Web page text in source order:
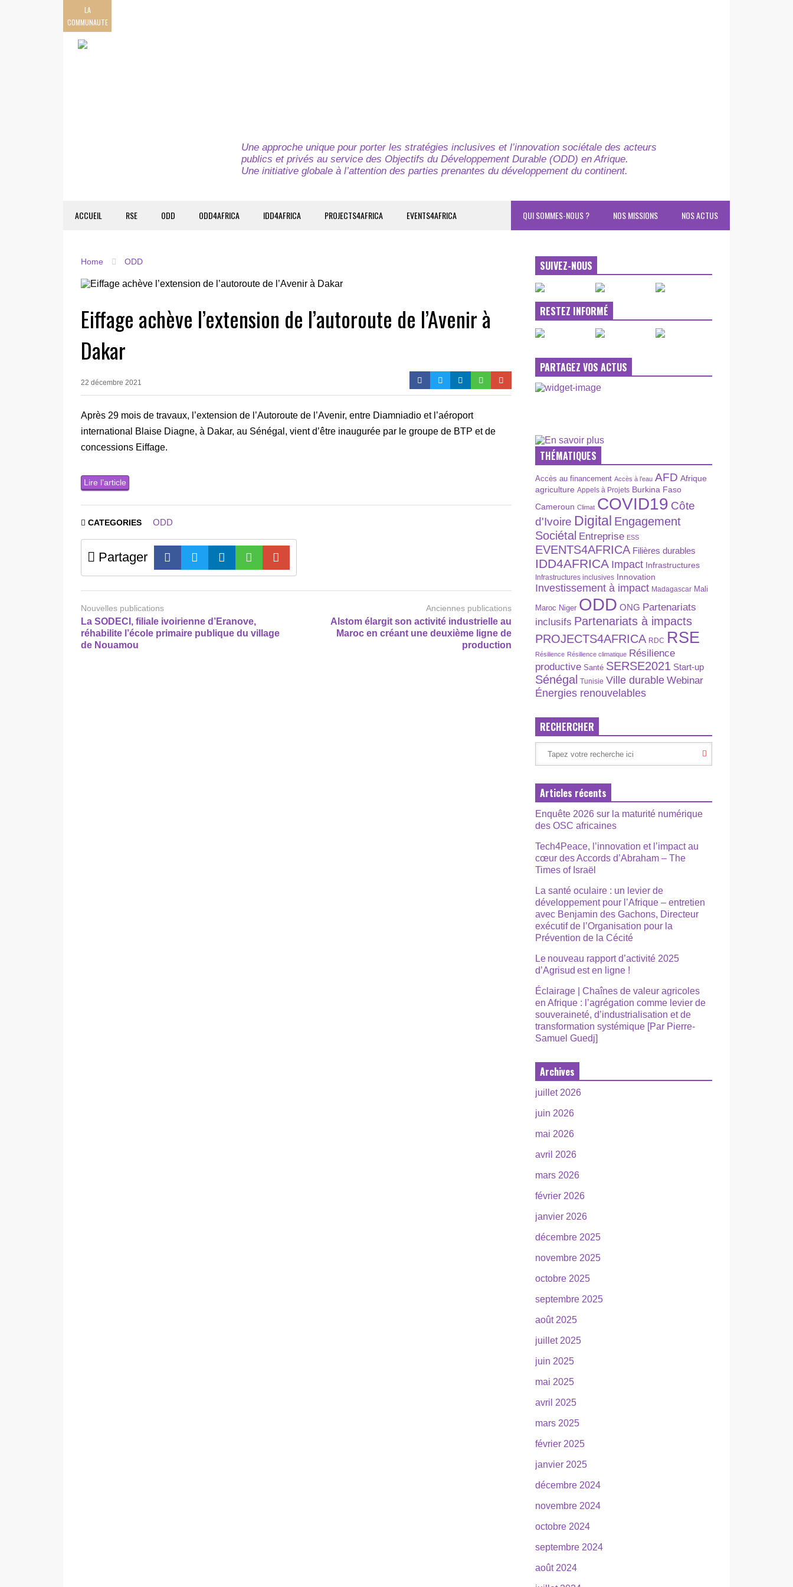
LA
COMMUNAUTE
Une approche unique pour porter les stratégies inclusives et l’innovation sociétale des acteurs
publics et privés au service des Objectifs du Développement Durable (ODD) en Afrique.
Une initiative globale à l’attention des parties prenantes du développement du continent.
ACCUEIL RSE ODD ODD4AFRICA IDD4AFRICA PROJECTS4AFRICA EVENTS4AFRICA NOS ACTUS
NOS MISSIONS
QUI SOMMES-NOUS ?
Home ODD
Eiffage achève l’extension de l’autoroute de l’Avenir à
Dakar
22 décembre 2021
Après 29 mois de travaux, l’extension de l’Autoroute de l’Avenir, entre Diamniadio et l’aéroport
international Blaise Diagne, à Dakar, au Sénégal, vient d’être inaugurée par le groupe de BTP et de
concessions Eiffage.
Lire l’article
CATEGORIES ODD
Partager
Nouvelles publications
La SODECI, filiale ivoirienne d’Eranove,
réhabilite l’école primaire publique du village
de Nouamou
Anciennes publications
Alstom élargit son activité industrielle au
Maroc en créant une deuxième ligne de
production
SUIVEZ-NOUS
RESTEZ INFORMÉ
PARTAGEZ VOS ACTUS
THÉMATIQUES
Accès au financement Accès à l’eau AFD Afrique
agriculture Appels à Projets Burkina Faso
Cameroun Climat COVID19 Côte
d'Ivoire Digital Engagement
Sociétal Entreprise ESS
EVENTS4AFRICA Filières durables
IDD4AFRICA Impact Infrastructures
Infrastructures inclusives Innovation
Investissement à impact Madagascar Mali
Maroc Niger ODD ONG Partenariats
inclusifs Partenariats à impacts
PROJECTS4AFRICA RDC RSE
Résilience Résilience climatique Résilience
productive Santé SERSE2021 Start-up
Sénégal Tunisie Ville durable Webinar
Énergies renouvelables
RECHERCHER
Articles récents
Enquête 2026 sur la maturité numérique
des OSC africaines
Tech4Peace, l’innovation et l’impact au
cœur des Accords d’Abraham – The
Times of Israël
La santé oculaire : un levier de
développement pour l’Afrique – entretien
avec Benjamin des Gachons, Directeur
exécutif de l’Organisation pour la
Prévention de la Cécité
Le nouveau rapport d’activité 2025
d’Agrisud est en ligne !
Éclairage | Chaînes de valeur agricoles
en Afrique : l’agrégation comme levier de
souveraineté, d’industrialisation et de
transformation systémique [Par Pierre-
Samuel Guedj]
Archives
juillet 2026
juin 2026
mai 2026
avril 2026
mars 2026
février 2026
janvier 2026
décembre 2025
novembre 2025
octobre 2025
septembre 2025
août 2025
juillet 2025
juin 2025
mai 2025
avril 2025
mars 2025
février 2025
janvier 2025
décembre 2024
novembre 2024
octobre 2024
septembre 2024
août 2024